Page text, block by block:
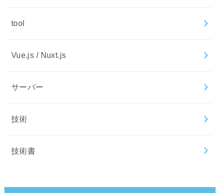
tool
Vue.js / Nuxt.js
サーバー
技術
技術書